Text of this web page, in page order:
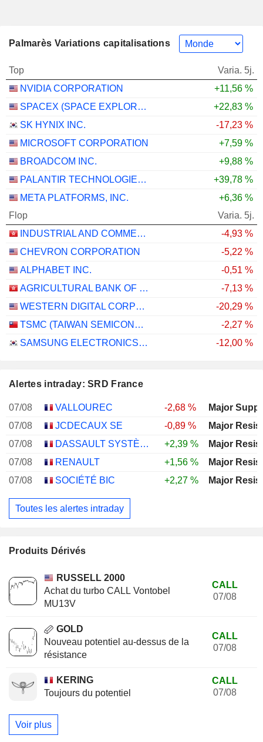
Palmarès Variations capitalisations
Top
Varia. 5j.
NVIDIA CORPORATION
+11,56 %
SPACEX (SPACE EXPLORATION TECHNOLOGIES)
+22,83 %
SK HYNIX INC.
-17,23 %
MICROSOFT CORPORATION
+7,59 %
BROADCOM INC.
+9,88 %
PALANTIR TECHNOLOGIES INC.
+39,78 %
META PLATFORMS, INC.
+6,36 %
Flop
Varia. 5j.
INDUSTRIAL AND COMMERCIAL BANK OF CHINA LIMITED
-4,93 %
CHEVRON CORPORATION
-5,22 %
ALPHABET INC.
-0,51 %
AGRICULTURAL BANK OF CHINA LIMITED
-7,13 %
WESTERN DIGITAL CORPORATION
-20,29 %
TSMC (TAIWAN SEMICONDUCTOR MANUFACTURING COMPANY)
-2,27 %
SAMSUNG ELECTRONICS CO., LTD.
-12,00 %
Alertes intraday: SRD France
07/08 VALLOUREC -2,68 %
Major
07/08
JCDECAUX SE -0,89 %
Major
07/08
DASSAULT SYSTÈMES SE +2,39 %
Major
07/08
RENAULT +1,56 %
Major
07/08
SOCIÉTÉ BIC +2,27 % Major
Toutes les alertes intraday
Produits Dérivés
RUSSELL 2000
Achat du turbo CALL Vontobel
MU13V
CALL
07/08
GOLD
Nouveau potentiel au-dessus de la
résistance
CALL
07/08
KERING
Toujours du potentiel
CALL
07/08
Voir plus